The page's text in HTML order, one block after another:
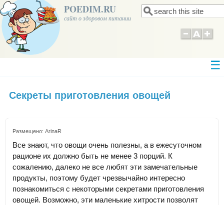
POEDIM.RU
сайт о здоровом питании Форма поиска
Поиск
Секреты приготовления овощей
Размещено: ArinaR
Все знают, что овощи очень полезны, а в ежесуточном
рационе их должно быть не менее 3 порций. К
сожалению, далеко не все любят эти замечательные
продукты, поэтому будет чрезвычайно интересно
познакомиться с некоторыми секретами приготовления
овощей. Возможно, эти маленькие хитрости позволят